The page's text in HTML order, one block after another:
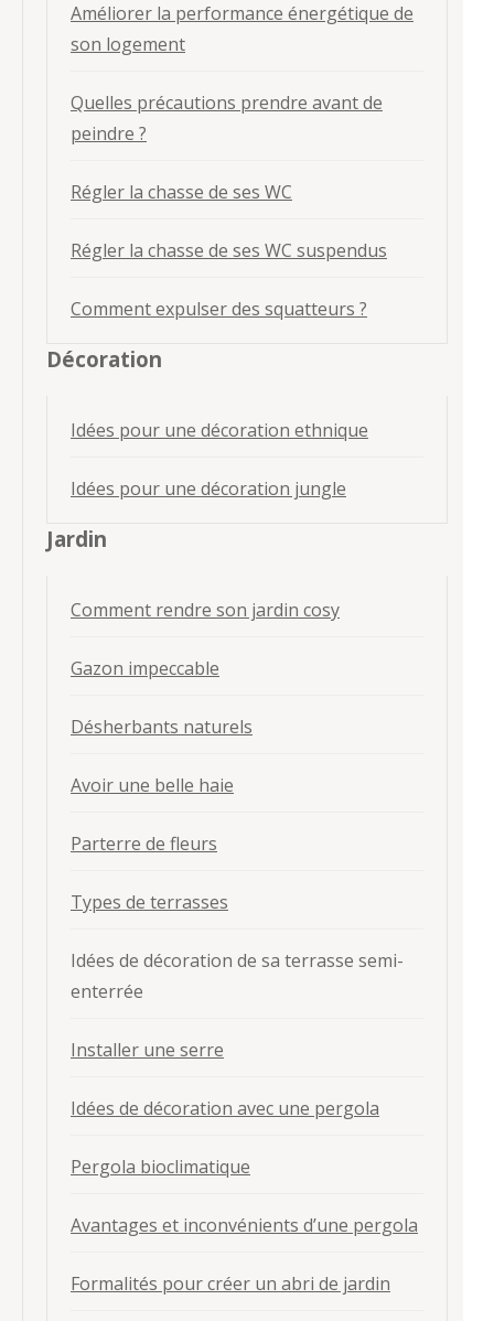
Améliorer la performance énergétique de
son logement
Quelles précautions prendre avant de
peindre ?
Régler la chasse de ses WC
Régler la chasse de ses WC suspendus
Comment expulser des squatteurs ?
Décoration
Idées pour une décoration ethnique
Idées pour une décoration jungle
Jardin
Comment rendre son jardin cosy
Gazon impeccable
Désherbants naturels
Avoir une belle haie
Parterre de fleurs
Types de terrasses
Idées de décoration de sa terrasse semi-
enterrée
Installer une serre
Idées de décoration avec une pergola
Pergola bioclimatique
Avantages et inconvénients d’une pergola
Formalités pour créer un abri de jardin